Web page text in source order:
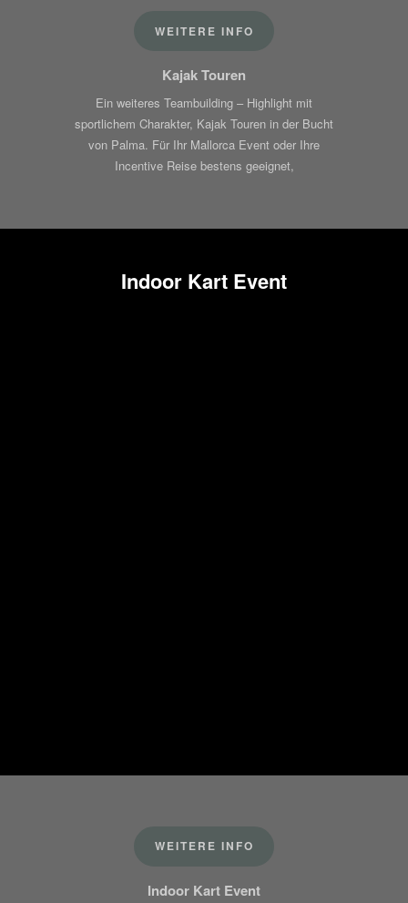
WEITERE INFO
Kajak Touren
Ein weiteres Teambuilding – Highlight mit
sportlichem Charakter, Kajak Touren in der Bucht
von Palma. Für Ihr Mallorca Event oder Ihre
Incentive Reise bestens geeignet,
Indoor Kart Event
WEITERE INFO
Indoor Kart Event